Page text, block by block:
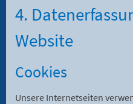
4.
Website
Cookies
Unsere Internetseiten